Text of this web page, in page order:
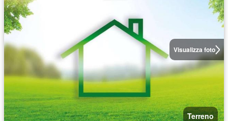
Visualizza foto
Terreno